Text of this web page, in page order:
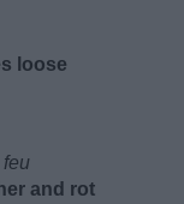
loose
feu
and rot